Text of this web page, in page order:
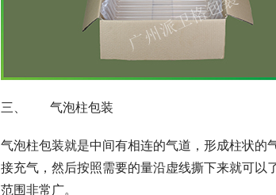
三、      气泡柱包装
气泡柱包装就是中间有相连的气道，形成柱状的
接充气，然后按照需要的量沿虚线撕下来就可以
范围非常广。